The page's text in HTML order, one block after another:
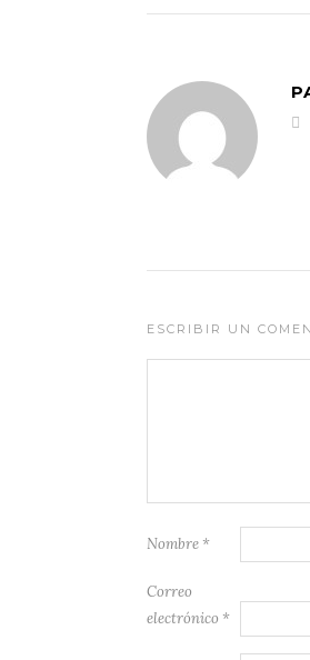
ESCRIBIR UN
Nombre *
Correo
electrónico *